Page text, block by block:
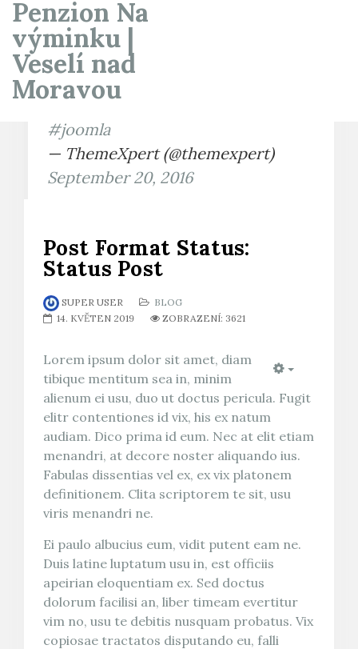
Penzion Na
výminku |
Veselí nad
Moravou
How to Speed Up Your Website
Development Using Quix Page
Builder https://t.co/vPelw8qZT6
#joomla
— ThemeXpert (@themexpert)
September 20, 2016
Post Format Status:
Status Post
SUPER USER
BLOG
14. KVĚTEN 2019
ZOBRAZENÍ: 3621
Lorem ipsum dolor sit amet, diam
tibique mentitum sea in, minim
alienum ei usu, duo ut doctus pericula. Fugit
elitr contentiones id vix, his ex natum
audiam. Dico prima id eum. Nec at elit etiam
menandri, at decore noster aliquando ius.
Fabulas dissentias vel ex, ex vix platonem
definitionem. Clita scriptorem te sit, usu
viris menandri ne.
Ei paulo albucius eum, vidit putent eam ne.
Duis latine luptatum usu in, est officiis
apeirian eloquentiam ex. Sed doctus
dolorum facilisi an, liber timeam evertitur
vim no, usu te debitis nusquam probatus. Vix
copiosae tractatos disputando eu, falli